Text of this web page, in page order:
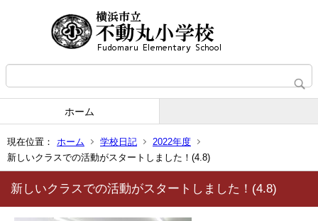
ホーム
現在位置： ホーム 学校日記
2022年度
新しいクラスでの活動がスタートしました！(4.8)
新しいクラスでの活動がスタートしました！(4.8)